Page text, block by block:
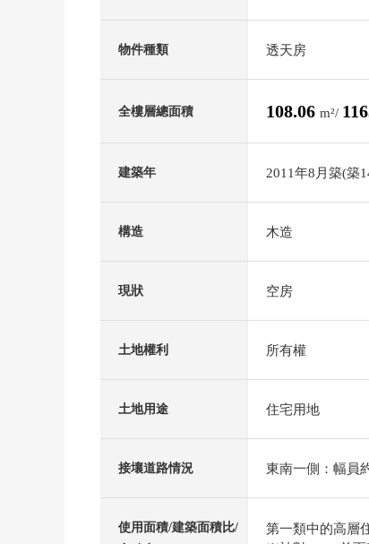
物件種類 透天房
全樓層總面積 108.06 m²/
建築年 2011年8月築(築
構造 木造
現狀 空房
土地權利 所有權
土地用途 住宅用地
接壤道路情況 東南一側：幅員
使用面積/建築面積比/
第一類中的高層